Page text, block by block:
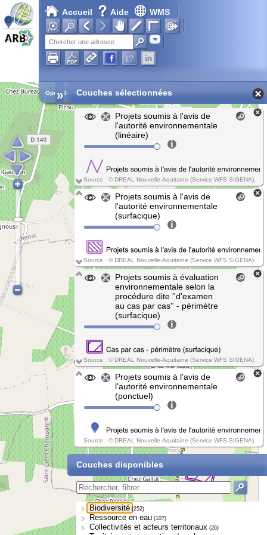
Accueil Aide WMS
Adresse
Chargement en cours...
Open Street Map
» Couches sélectionnées
Projets soumis à l'avis de
l'autorité environnementale
(linéaire)
Source : © DREAL Nouvelle-Aquitaine (Service WFS SIGENA).
Projets soumis à l'avis de
l'autorité environnementale
(surfacique)
Source : © DREAL Nouvelle-Aquitaine (Service WFS SIGENA).
Projets soumis à évaluation
environnementale selon la
procédure dite ''d'examen
au cas par cas'' - périmètre
(surfacique)
Source : © DREAL Nouvelle-Aquitaine (Service WFS SIGENA).
Projets soumis à l'avis de
l'autorité environnementale
(ponctuel)
Source : © DREAL Nouvelle-Aquitaine (Service WFS SIGENA).
Couches disponibles
Biodiversité (252)
Ressource en eau (107)
Collectivités et acteurs territoriaux (26)